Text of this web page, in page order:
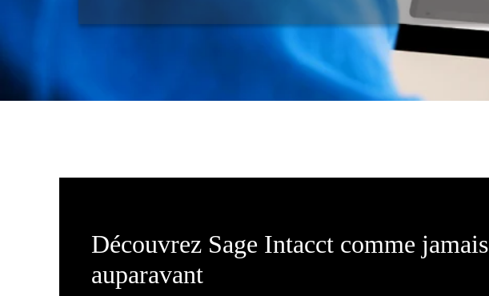
Découvrez Sage Intacct comme jamais
auparavant